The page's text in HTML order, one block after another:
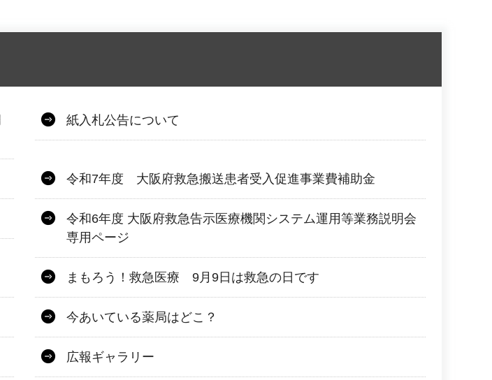
紙入札公告について
令和7年度 大阪府救急搬送患者受入促進事業費補助金
令和6年度 大阪府救急告示医療機関システム運用等業務説明会
専用ページ
まもろう！救急医療 9月9日は救急の日です
今あいている薬局はどこ？
広報ギャラリー